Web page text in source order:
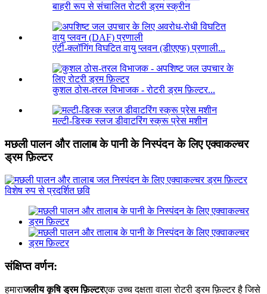
बाहरी रूप से संचालित रोटरी ड्रम स्क्रीन
एंटी-क्लॉगिंग विघटित वायु प्लवन (डीएएफ) प्रणाली...
कुशल ठोस-तरल विभाजक - रोटरी ड्रम फ़िल्टर...
मल्टी-डिस्क स्लज डीवाटरिंग स्क्रू प्रेस मशीन
मछली पालन और तालाब के पानी के निस्पंदन के लिए एक्वाकल्चर
ड्रम फ़िल्टर
संक्षिप्त वर्णन:
हमाराजलीय कृषि ड्रम फ़िल्टरएक उच्च दक्षता वाला रोटरी ड्रम फ़िल्टर है जिसे